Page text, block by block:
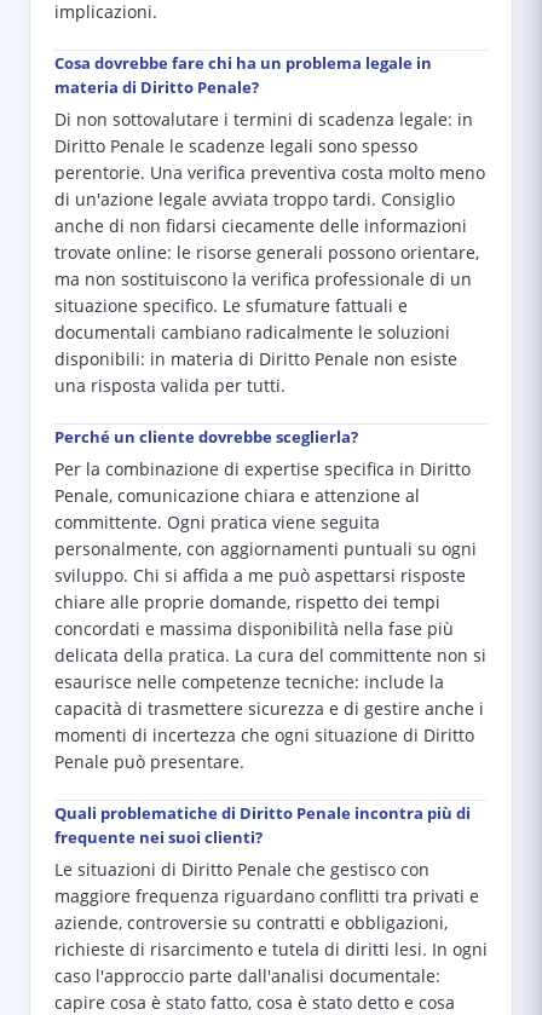
implicazioni.
Cosa dovrebbe fare chi ha un problema legale in
materia di Diritto Penale?
Di non sottovalutare i termini di scadenza legale: in
Diritto Penale le scadenze legali sono spesso
perentorie. Una verifica preventiva costa molto meno
di un'azione legale avviata troppo tardi. Consiglio
anche di non fidarsi ciecamente delle informazioni
trovate online: le risorse generali possono orientare,
ma non sostituiscono la verifica professionale di un
situazione specifico. Le sfumature fattuali e
documentali cambiano radicalmente le soluzioni
disponibili: in materia di Diritto Penale non esiste
una risposta valida per tutti.
Perché un cliente dovrebbe sceglierla?
Per la combinazione di expertise specifica in Diritto
Penale, comunicazione chiara e attenzione al
committente. Ogni pratica viene seguita
personalmente, con aggiornamenti puntuali su ogni
sviluppo. Chi si affida a me può aspettarsi risposte
chiare alle proprie domande, rispetto dei tempi
concordati e massima disponibilità nella fase più
delicata della pratica. La cura del committente non si
esaurisce nelle competenze tecniche: include la
capacità di trasmettere sicurezza e di gestire anche i
momenti di incertezza che ogni situazione di Diritto
Penale può presentare.
Quali problematiche di Diritto Penale incontra più di
frequente nei suoi clienti?
Le situazioni di Diritto Penale che gestisco con
maggiore frequenza riguardano conflitti tra privati e
aziende, controversie su contratti e obbligazioni,
richieste di risarcimento e tutela di diritti lesi. In ogni
caso l'approccio parte dall'analisi documentale:
capire cosa è stato fatto, cosa è stato detto e cosa